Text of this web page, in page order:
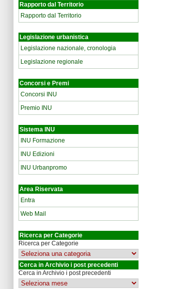
Rapporto dal Territorio
Rapporto dal Territorio
Legislazione urbanistica
Legislazione nazionale, cronologia
Legislazione regionale
Concorsi e Premi
Concorsi INU
Premio INU
Sistema INU
INU Formazione
INU Edizioni
INU Urbanpromo
Area Riservata
Entra
Web Mail
Ricerca per Categorie
Ricerca per Categorie
Cerca in Archivio i post precedenti
Cerca in Archivio i post precedenti